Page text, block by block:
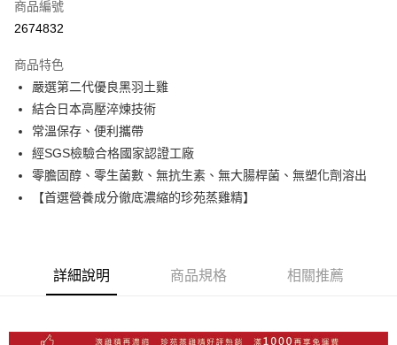
LINE Pay
街口支付
悠遊付
ATM付款
運送方式
商品編號
2674832
商品特色
嚴選第二代優良黑羽土雞
結合日本高壓淬煉技術
常溫保存、便利攜帶
經SGS檢驗合格國家認證工廠
零膽固醇、零生菌數、無抗生素、無大腸桿菌、無塑化劑溶出
【首選營養成分徹底濃縮的珍苑蒸雞精】
詳細說明 商品規格 相關推薦